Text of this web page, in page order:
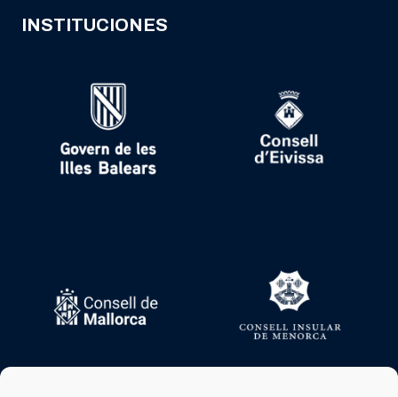
INSTITUCIONES